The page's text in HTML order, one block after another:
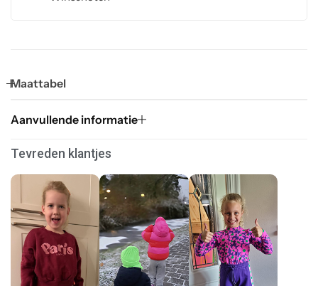
Maattabel
Aanvullende informatie
Tevreden klantjes